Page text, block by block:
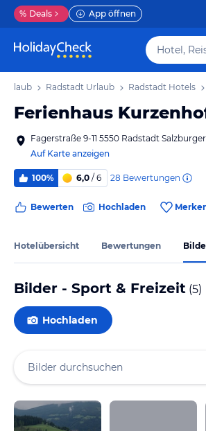
% Deals App öffnen
Urlaub Radstadt Urlaub Radstadt Hotels
Ferienhaus
Fagerstraße 9-11 5550 Radstadt
Auf Karte anzeigen
100% 6,0 / 6 28 Bewertungen
Bewerten Hochladen
Hotelübersicht Bewertungen
Bilder - Sport & Freizeit (5)
Hochladen